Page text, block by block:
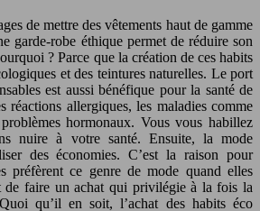
de mettre des vêtements haut de gamme
garde-robe éthique permet de réduire son
? Parce que la création de ces habits
et des teintures naturelles. Le port
est aussi bénéfique pour la santé de
réactions allergiques, les maladies comme
hormonaux. Vous vous habillez
nuire à votre santé. Ensuite, la mode
des économies. C’est la raison pour
préfèrent ce genre de mode quand elles
de faire un achat qui privilégie à la fois la
qu’il en soit, l’achat des habits éco